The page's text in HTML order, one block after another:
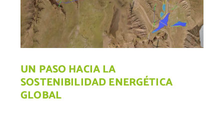
UN PASO HACIA LA
SOSTENIBILIDAD ENERGÉTICA
GLOBAL